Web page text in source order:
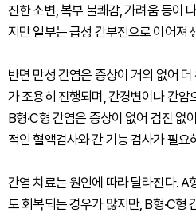
진한 소변, 복부 불쾌감, 가려움 등이
지만 일부는 급성 간부전으로 이어져
반면 만성 간염은 증상이 거의 없어
가 조용히 진행되며, 간경변이나 간암
B형·C형 간염은 증상이 없어 검진 없
적인 혈액검사와 간 기능 검사가 필요
간염 치료는 원인에 따라 달라진다. A
도 회복되는 경우가 많지만, B형·C형